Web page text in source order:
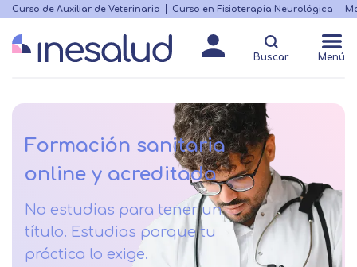
Skip
main
content
Menú
destacado
Curso de Auxiliar de Veterinaria Curso en Fisioterapia Neurológica
Buscar Menú
Formación sanitaria
online y acreditada
No estudias para tener un
título. Estudias porque tu
práctica lo exige.
Matricularme